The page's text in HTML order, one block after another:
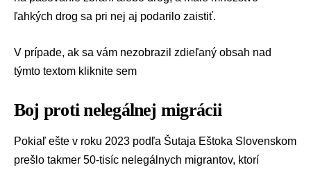
ľahkých drog sa pri nej aj podarilo zaistiť.
V prípade, ak sa vám nezobrazil zdieľaný obsah nad
týmto textom kliknite sem
Boj proti nelegálnej migrácii
Pokiaľ ešte v roku 2023 podľa Šutaja Eštoka Slovenskom
prešlo takmer 50-tisíc nelegálnych migrantov, ktorí